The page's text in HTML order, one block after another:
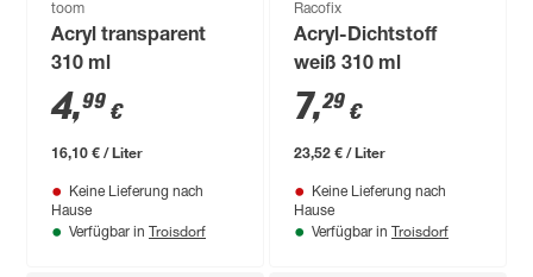
toom
Acryl transparent
310 ml
4,99 €
16,10 € / Liter
Keine Lieferung nach
Hause
Verfügbar in Troisdorf
Racofix
Acryl-Dichtstoff
weiß 310 ml
7,29 €
23,52 € / Liter
Keine Lieferung nach
Hause
Verfügbar in Troisdorf